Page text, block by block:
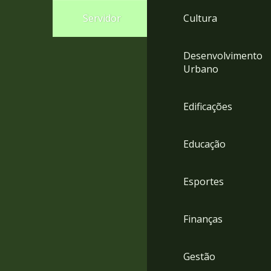
Servidor Cultura
Desenvolvimento
Urbano
Edificações
Educação
Esportes
Finanças
Gestão